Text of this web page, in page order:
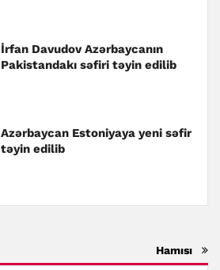
İrfan Davudov Azərbaycanın
Pakistandakı səfiri təyin edilib
Azərbaycan Estoniyaya yeni səfir
təyin edilib
Hamısı